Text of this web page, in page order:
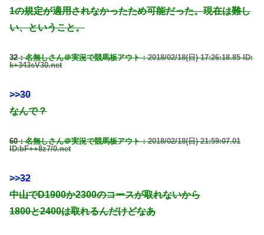
1の規定が適用されなかったため可能だった。現在は難し
い、ということ。
32：名無しさん＠実況で競馬板アウト：2018/02/18(日) 17:26:18.85 ID:
k+343sV30.net
>>30
なんで？
60：名無しさん＠実況で競馬板アウト：2018/02/18(日) 21:59:07.01
ID:bF++8z7/0.net
>>32
中山でD1900か2300のコースが取れないから
1800と2400は取れるんだけどなあ